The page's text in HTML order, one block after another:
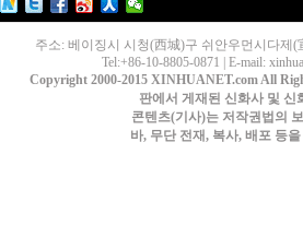
주소: 베이징시 시청(西城)구 쉬안우먼시다제(
Tel:+86-10-8805-0871 | E-mail:
Copyright 2000-2015 XINHUANET.com All
판에서 게재된 신화사 및 신
콘텐츠(기사)는 저작권법의
바, 무단 전재, 복사, 배포 등